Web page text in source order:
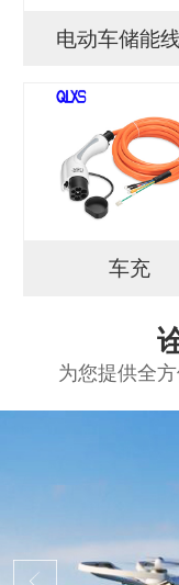
电动车储能
车充
为您提供全